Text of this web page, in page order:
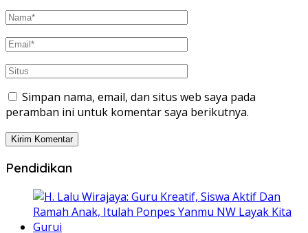
Simpan nama, email, dan situs web saya pada
peramban ini untuk komentar saya berikutnya.
Pendidikan